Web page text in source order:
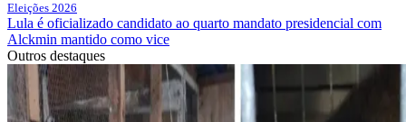
Eleições 2026
Lula é oficializado candidato ao quarto mandato presidencial com
Alckmin mantido como vice
Outros destaques